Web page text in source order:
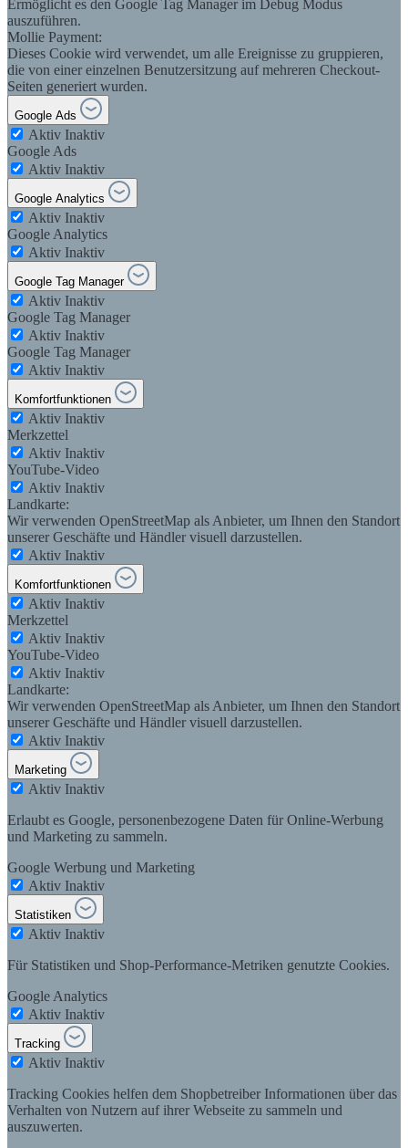
Ermöglicht es den Google Tag Manager im Debug Modus
auszuführen.
Mollie Payment:
Dieses Cookie wird verwendet, um alle Ereignisse zu gruppieren,
die von einer einzelnen Benutzersitzung auf mehreren Checkout-
Seiten generiert wurden.
Google Ads
Aktiv Inaktiv
Google Ads
Aktiv Inaktiv
Google Analytics
Aktiv Inaktiv
Google Analytics
Aktiv Inaktiv
Google Tag Manager
Aktiv Inaktiv
Google Tag Manager
Aktiv Inaktiv
Google Tag Manager
Aktiv Inaktiv
Komfortfunktionen
Aktiv Inaktiv
Merkzettel
Aktiv Inaktiv
YouTube-Video
Aktiv Inaktiv
Landkarte:
Wir verwenden OpenStreetMap als Anbieter, um Ihnen den Standort
unserer Geschäfte und Händler visuell darzustellen.
Aktiv Inaktiv
Komfortfunktionen
Aktiv Inaktiv
Merkzettel
Aktiv Inaktiv
YouTube-Video
Aktiv Inaktiv
Landkarte:
Wir verwenden OpenStreetMap als Anbieter, um Ihnen den Standort
unserer Geschäfte und Händler visuell darzustellen.
Aktiv Inaktiv
Marketing
Aktiv Inaktiv
Erlaubt es Google, personenbezogene Daten für Online-Werbung
und Marketing zu sammeln.
Google Werbung und Marketing
Aktiv Inaktiv
Statistiken
Aktiv Inaktiv
Für Statistiken und Shop-Performance-Metriken genutzte Cookies.
Google Analytics
Aktiv Inaktiv
Tracking
Aktiv Inaktiv
Tracking Cookies helfen dem Shopbetreiber Informationen über das
Verhalten von Nutzern auf ihrer Webseite zu sammeln und
auszuwerten.